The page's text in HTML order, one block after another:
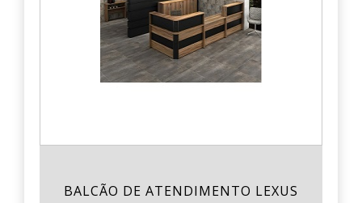
BALCÃO DE ATENDIMENTO LEXUS